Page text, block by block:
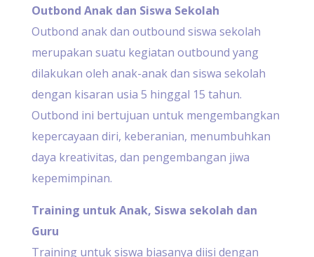
Outbond Anak dan Siswa Sekolah
Outbond anak dan outbound siswa sekolah
merupakan suatu kegiatan outbound yang
dilakukan oleh anak-anak dan siswa sekolah
dengan kisaran usia 5 hinggal 15 tahun.
Outbond ini bertujuan untuk mengembangkan
kepercayaan diri, keberanian, menumbuhkan
daya kreativitas, dan pengembangan jiwa
kepemimpinan.
Training untuk Anak, Siswa sekolah dan
Guru
Training untuk siswa biasanya diisi dengan